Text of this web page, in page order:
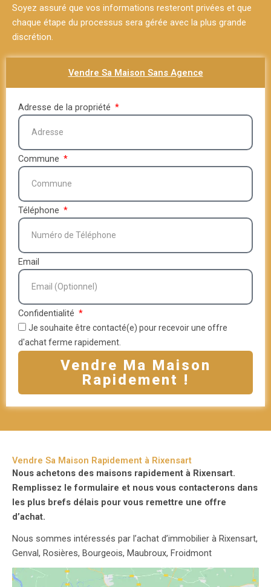
Soyez assuré que vos informations resteront privées et que
chaque étape du processus sera gérée avec la plus grande
discrétion.
Vendre Sa Maison Sans Agence
Adresse de la propriété
Commune
Téléphone
Email
Confidentialité
Je souhaite être contacté(e) pour recevoir une offre
d'achat ferme rapidement.
Vendre Ma Maison
Rapidement !
Vendre Sa Maison Rapidement à Rixensart
Nous achetons des maisons rapidement à Rixensart.
Remplissez le formulaire et nous vous contacterons dans
les plus brefs délais pour vous remettre une offre
d’achat.
Nous sommes intéressés par l’achat d’immobilier à Rixensart,
Genval, Rosières, Bourgeois, Maubroux, Froidmont